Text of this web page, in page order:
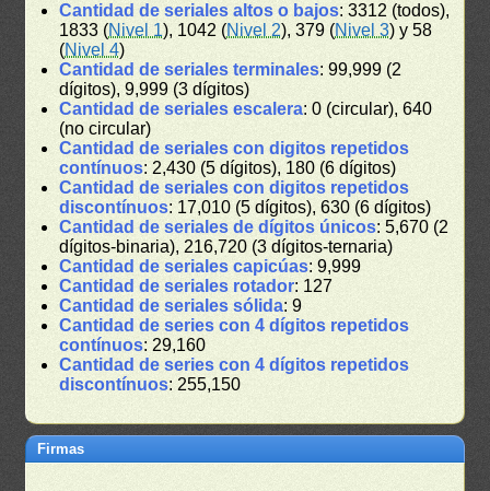
Cantidad de seriales altos o bajos: 3312 (todos),
1833 (Nivel 1), 1042 (Nivel 2), 379 (Nivel 3) y 58
(Nivel 4)
Cantidad de seriales terminales: 99,999 (2
dígitos), 9,999 (3 dígitos)
Cantidad de seriales escalera: 0 (circular), 640
(no circular)
Cantidad de seriales con digitos repetidos
contínuos: 2,430 (5 dígitos), 180 (6 dígitos)
Cantidad de seriales con digitos repetidos
discontínuos: 17,010 (5 dígitos), 630 (6 dígitos)
Cantidad de seriales de dígitos únicos: 5,670 (2
dígitos-binaria), 216,720 (3 dígitos-ternaria)
Cantidad de seriales capicúas: 9,999
Cantidad de seriales rotador: 127
Cantidad de seriales sólida: 9
Cantidad de series con 4 dígitos repetidos
contínuos: 29,160
Cantidad de series con 4 dígitos repetidos
discontínuos: 255,150
Firmas